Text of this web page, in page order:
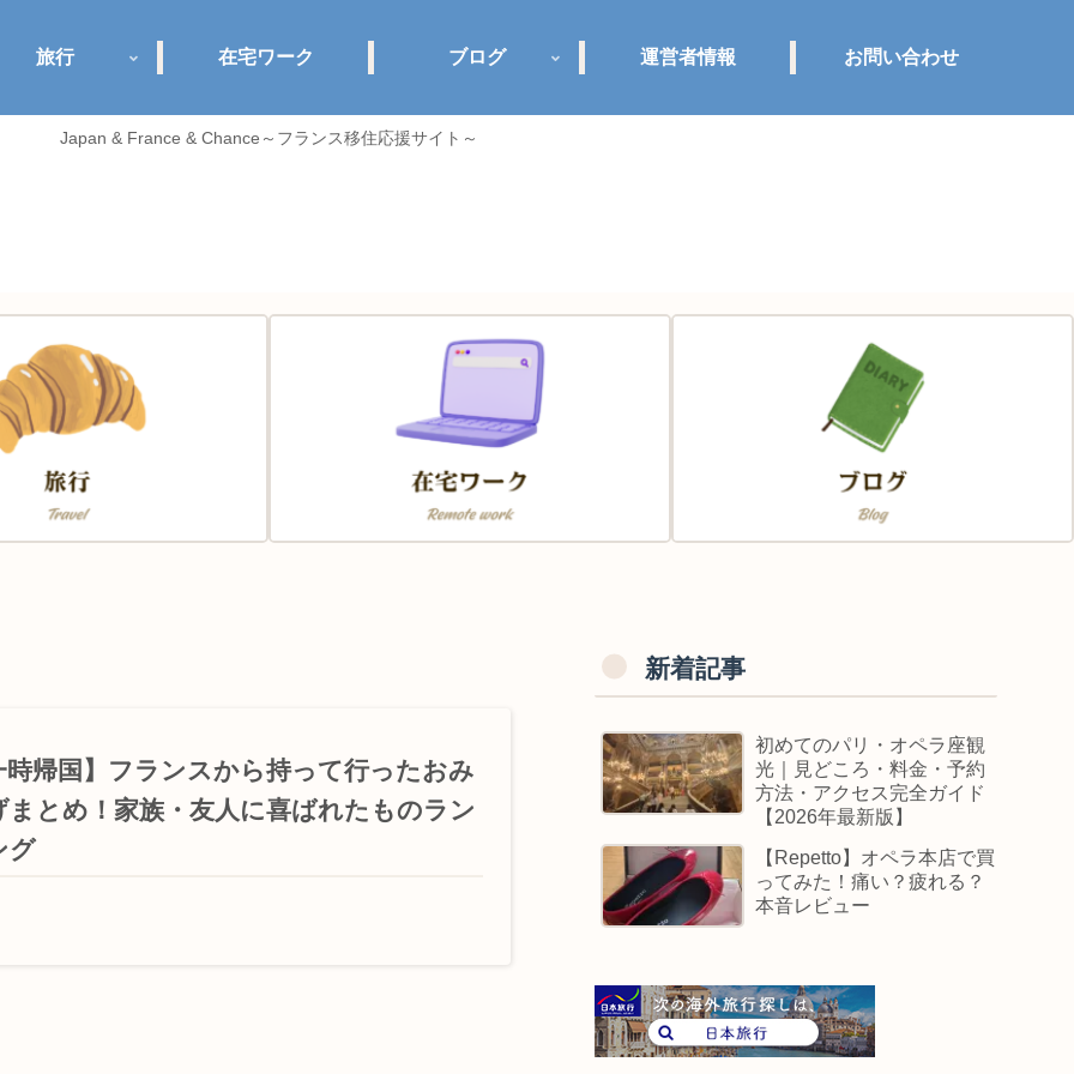
Japan & France & Chance～フランス移住応援サイト～
旅行 在宅ワーク ブログ 運営者情報 お問い合わせ
時帰国】フランスから持って行ったおみ
まとめ！家族・友人に喜ばれたものラン
グ
新着記事
初めてのパリ・オペラ座観
光｜見どころ・料金・予約
方法・アクセス完全ガイド
【2026年最新版】
【Repetto】オペラ本店で買
ってみた！痛い？疲れる？
本音レビュー